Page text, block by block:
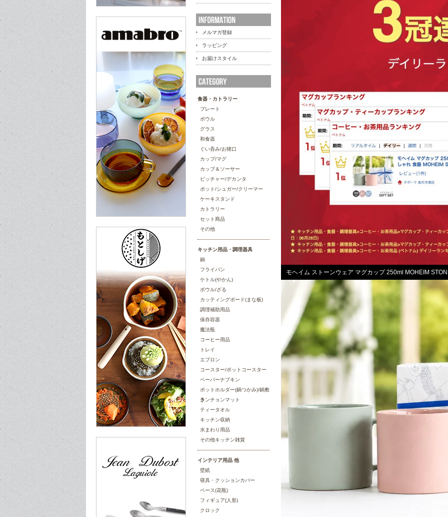
メルマガ登録
ラッピング
お届けスタイル
食器・カトラリー
プレート
ボウル
グラス
和食器
ぐい呑み/お猪口
カップ/マグ
カップ＆ソーサー
ピッチャー/デカンタ
ポット/シュガー/クリーマー
ケーキスタンド
カトラリー
セット商品
その他
キッチン用品・調理器具
鍋
フライパン
ケトル(やかん)
ボウル/ざる
カッティングボード(まな板)
調理補助用品
保存容器
魔法瓶
コーヒー用品
トレイ
エプロン
コースター/ポットコースター
ペーパーナプキン
ポットホルダー(鍋つかみ)/鍋敷
き
ランチョンマット
ティータオル
キッチン収納
水まわり用品
その他キッチン雑貨
インテリア用品 他
壁紙
寝具・クッションカバー
ベース(花瓶)
フィギュア(人形)
クロック
モヘイム ストーンウェア マグカップ 250ml MOHEIM